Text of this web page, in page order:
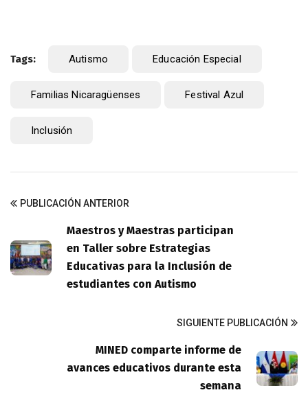
Tags: Autismo Educación Especial
Familias Nicaragüenses Festival Azul
Inclusión
PUBLICACIÓN ANTERIOR
Maestros y Maestras participan
en Taller sobre Estrategias
Educativas para la Inclusión de
estudiantes con Autismo
SIGUIENTE PUBLICACIÓN
MINED comparte informe de
avances educativos durante esta
semana